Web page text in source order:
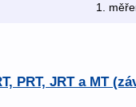
1.
PRT, JRT a MT